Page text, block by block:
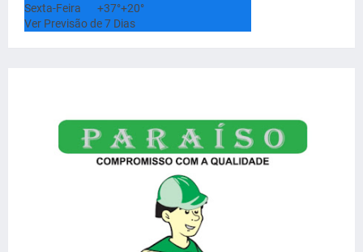
Sexta-Feira
+37°+20°
Ver Previsão de 7 Dias